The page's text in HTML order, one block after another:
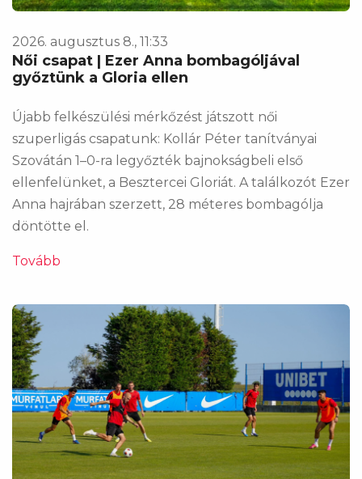
2026. augusztus 8., 11:33
Női csapat | Ezer Anna bombagóljával
győztünk a Gloria ellen
Újabb felkészülési mérkőzést játszott női
szuperligás csapatunk: Kollár Péter tanítványai
Szovátán 1–0-ra legyőzték bajnokságbeli első
ellenfelünket, a Besztercei Gloriát. A találkozót Ezer
Anna hajrában szerzett, 28 méteres bombagólja
döntötte el.
Tovább